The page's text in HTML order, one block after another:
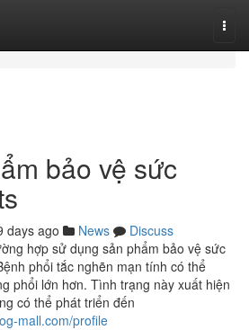
bảo vệ sức
days ago News
Discuss
hợp sử dụng sản phẩm bảo vệ sức
phổi tắc nghẽn mạn tính có thể
phổi lớn hơn. Tình trạng này xuất hiện
có thể phát triển đến
mall.com/profile